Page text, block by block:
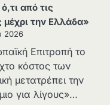
από τις
μέχρι την Ελλάδα»
2026
Επιτροπή το
κόστος των
μετατρέπει την
για λίγους»…